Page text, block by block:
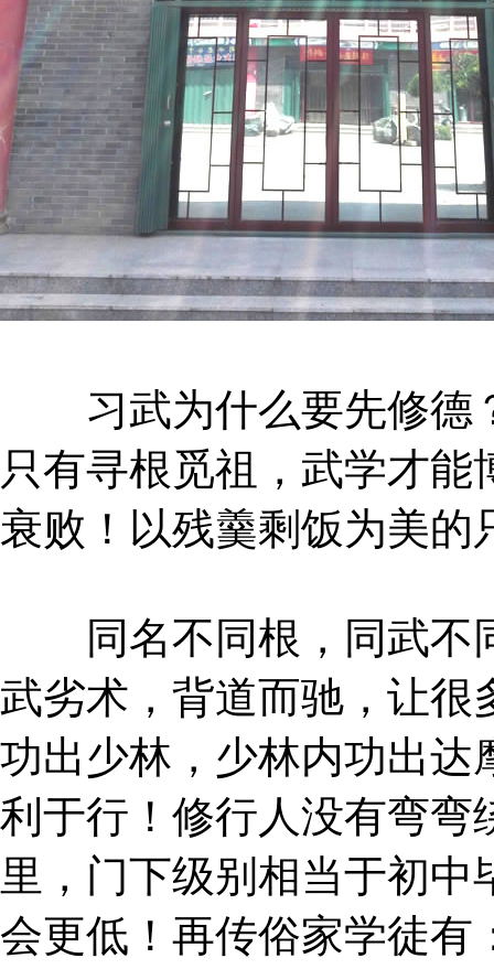
习武为什么要先修德
只有寻根觅祖，武学才
衰败！以残羹剩饭为美的
同名不同根，同武不
武劣术，背道而驰，让很
功出少林，少林内功出达
利于行！修行人没有弯弯
里，门下级别相当于初
会更低！再传俗家学徒有